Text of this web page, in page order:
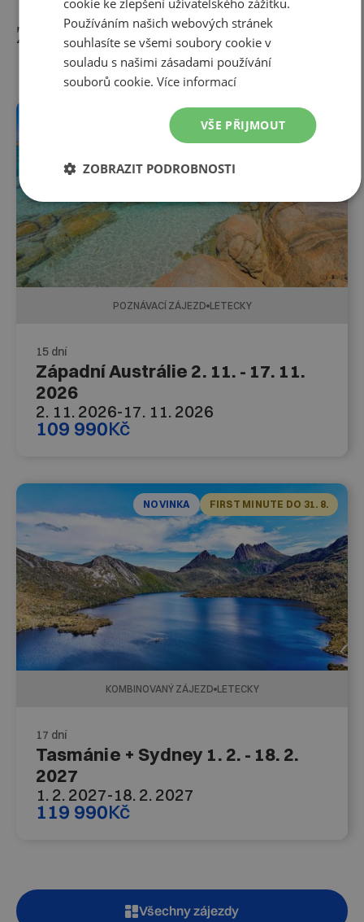
Zájezdy do této destinace
NOVINKA LAST MINUTE
POZNÁVACÍ ZÁJEZD LETECKY
15 dní
Západní Austrálie 2. 11. - 17. 11.
2026
2. 11. 2026-17. 11. 2026
109 990Kč
NOVINKA FIRST MINUTE DO 31. 8.
KOMBINOVANÝ ZÁJEZD LETECKY
17 dní
Tasmánie + Sydney 1. 2. - 18. 2.
2027
1. 2. 2027-18. 2. 2027
119 990Kč
Všechny zájezdy
cookie ke zlepšení uživatelského zážitku.
Používáním našich webových stránek
souhlasíte se všemi soubory cookie v
souladu s našimi zásadami používání
souborů cookie.Více informací
VŠE PŘIJMOUT
ZOBRAZIT PODROBNOSTI